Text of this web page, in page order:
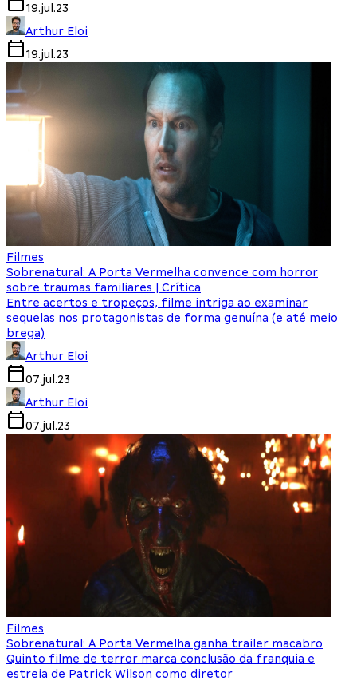
19.jul.23
Arthur Eloi
19.jul.23
Filmes
Sobrenatural: A Porta Vermelha convence com horror
sobre traumas familiares | Crítica
Entre acertos e tropeços, filme intriga ao examinar
sequelas nos protagonistas de forma genuína (e até meio
brega)
Arthur Eloi
07.jul.23
Arthur Eloi
07.jul.23
Filmes
Sobrenatural: A Porta Vermelha ganha trailer macabro
Quinto filme de terror marca conclusão da franquia e
estreia de Patrick Wilson como diretor